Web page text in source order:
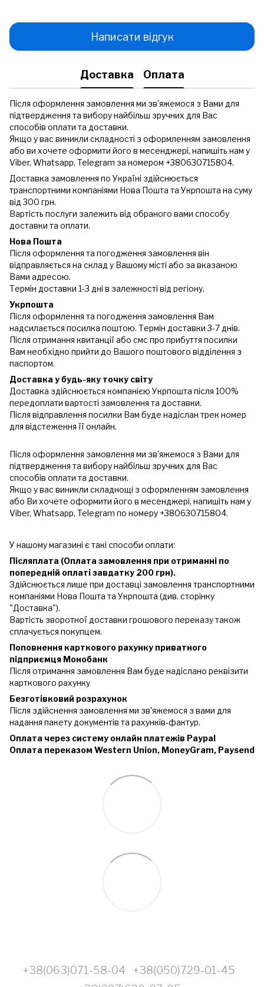
Написати відгук
Доставка Оплата
Після оформлення замовлення ми зв'яжемося з Вами для
підтвердження та вибору найбільш зручних для Вас
способів оплати та доставки.
Якщо у вас виникли складності з оформленням замовлення
або ви хочете оформити його в месенджері, напишіть нам у
Viber, Whatsapp, Telegram за номером +380630715804.
Доставка замовлення по Україні здійснюється
транспортними компаніями Нова Пошта та Укрпошта на суму
від 300 грн.
Вартість послуги залежить від обраного вами способу
доставки та оплати.
Нова Пошта
Після оформлення та погодження замовлення він
відправляється на склад у Вашому місті або за вказаною
Вами адресою.
Термін доставки 1-3 дні в залежності від регіону.
Укрпошта
Після оформлення та погодження замовлення Вам
надсилається посилка поштою. Термін доставки 3-7 днів.
Після отримання квитанції або смс про прибуття посилки
Вам необхідно прийти до Вашого поштового відділення з
паспортом.
Доставка у будь-яку точку світу
Доставка здійснюється компанією Укрпошта після 100%
передоплати вартості замовлення та доставки.
Після відправлення посилки Вам буде надіслан трек номер
для відстеження її онлайн.
Після оформлення замовлення ми зв'яжемося з Вами для
підтвердження та вибору найбільш зручних для Вас
способів оплати та доставки.
Якщо у вас виникли складнощі з оформленням замовлення
або Ви хочете оформити його в месенджері, напишіть нам у
Viber, Whatsapp, Telegram по номеру +380630715804.
У нашому магазині є такі способи оплати:
Післяплата (Оплата замовлення при отриманні по
попередній оплаті завдатку 200 грн).
Здійснюється лише при доставці замовлення транспортними
компаніями Нова Пошта та Укрпошта (див. сторінку
"Доставка").
Вартість зворотної доставки грошового переказу також
сплачується покупцем.
Поповнення карткового рахунку приватного
підприємця Монобанк
Після отримання замовлення Вам буде надіслано реквізити
карткового рахунку
Безготівковий розрахунок
Після здійснення замовлення ми зв'яжемося з вами для
надання пакету документів та рахунків-фактур.
Оплата через систему онлайн платежів Paypal
Оплата переказом Western Union, MoneyGram, Paysend
+38(063)071-58-04
+38(050)729-01-45